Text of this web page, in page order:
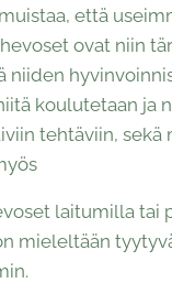
että
ovat niin
niiden
koulutetaan ja
tehtäviin, sekä
laitumilla tai
mieleltään